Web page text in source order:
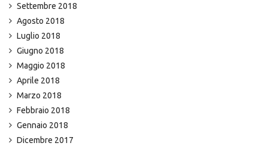
Settembre 2018
Agosto 2018
Luglio 2018
Giugno 2018
Maggio 2018
Aprile 2018
Marzo 2018
Febbraio 2018
Gennaio 2018
Dicembre 2017